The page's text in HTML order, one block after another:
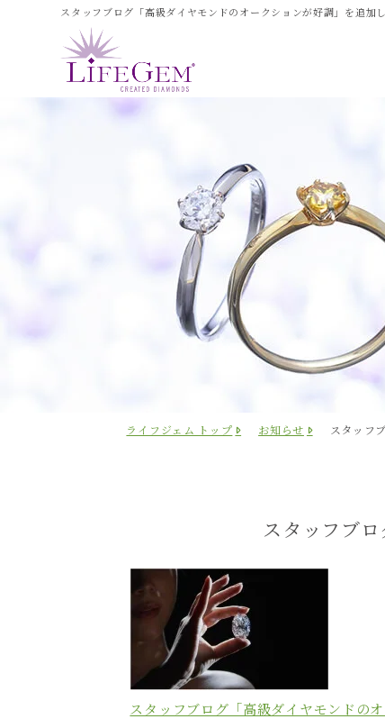
スタッフブログ「高級ダイヤモンドのオークションが好調」を追
ライフジェム トップ お知らせ スタッフ
スタッフブ
スタッフブログ「高級ダイヤモンドのオ